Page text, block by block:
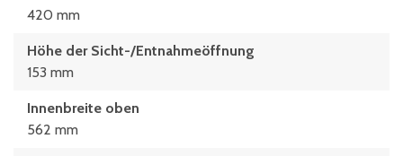
420 mm
Höhe der Sicht-/Entnahmeöffnung
153 mm
Innenbreite oben
562 mm